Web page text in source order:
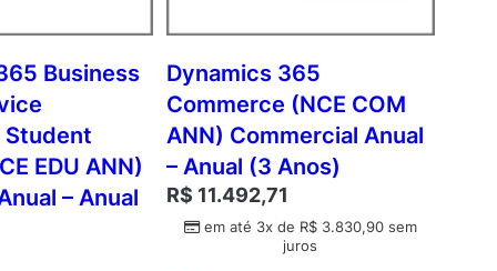
Business
Student
EDU ANN)
– Anual
Dynamics 365
Commerce (NCE COM
ANN) Commercial Anual
– Anual (3 Anos)
R$ 11.492,71
em até 3x de R$3.830,90sem
juros